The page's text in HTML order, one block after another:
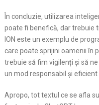
În concluzie, utilizarea
poate fi benefică, dar trebuie
ION este un exemplu de
care poate sprijini oamenii în
trebuie să fim vigilenți și să
un mod responsabil și eficient
Apropo, tot textul ce se afla